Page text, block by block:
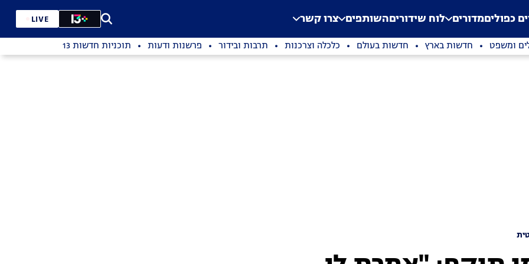
Application error: a
. כפוליםמדורים לוח שידוריםהשותפים צרו קשר LIVE
ומשפט חדשות בארץ חדשות בעולם כלכלה וצרכנות תרבות ובידור פרשנות ודעות תוכניות חדשות 13